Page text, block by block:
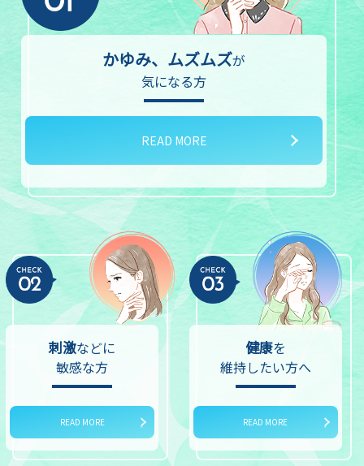
かゆみ、ムズムズが
気になる方
READ MORE
刺激などに
敏感な方
READ MORE
健康を
維持したい方へ
READ MORE